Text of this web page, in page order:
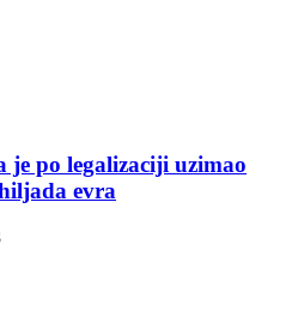
je po legalizaciji uzimao
evra